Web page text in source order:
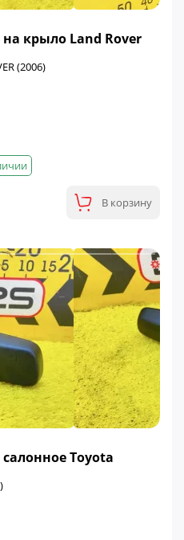
крыло Land Rover
(2006)
В корзину
Toyota